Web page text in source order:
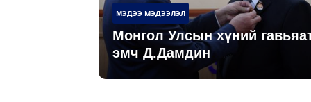
МЭДЭЭ МЭДЭЭЛЭЛ
Монгол Улсын хүний
эмч Д.Дамдин